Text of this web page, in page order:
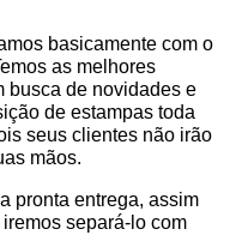
basicamente com o
as melhores
busca de novidades e
de estampas toda
seus clientes não irão
mãos.
pronta entrega, assim
separá-lo com